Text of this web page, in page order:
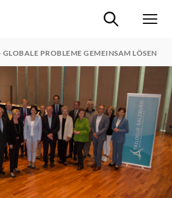
Suche ein-/
PROBLEME GEMEINSAM LÖSEN